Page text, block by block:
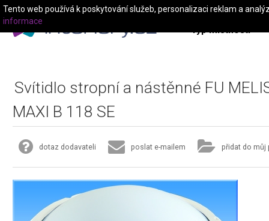
Typ místnosti
Svítidlo stropní a nástěnné FU
MAXI B 118 SE
dotaz dodavateli poslat e-mailem přidat do můj
Tento web používá k poskytování služeb, personalizaci reklam a
informace